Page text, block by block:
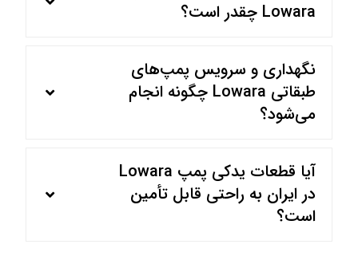
Lowara چقدر است؟
نگهداری و سرویس پمپ‌های
طبقاتی Lowara چگونه انجام
می‌شود؟
آیا قطعات یدکی پمپ Lowara
در ایران به راحتی قابل تأمین
است؟